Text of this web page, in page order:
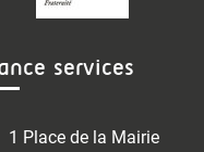
services
1 Place de la Mairie